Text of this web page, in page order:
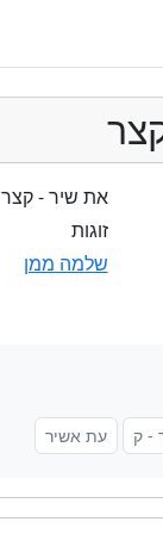
את שיר - קצר
זוגות
שלמה ממן
- ק עת אשיר